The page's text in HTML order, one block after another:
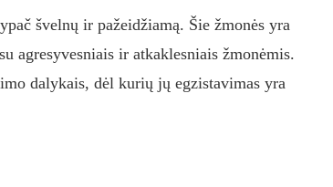
švelnų ir pažeidžiamą. Šie žmonės yra
agresyvesniais ir atkaklesniais žmonėmis.
dalykais, dėl kurių jų egzistavimas yra